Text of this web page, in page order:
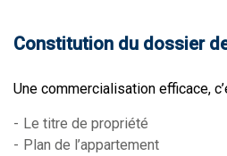
Constitution du dossier
Une commercialisation efficace,
Le titre de propriété
Plan de l’appartement